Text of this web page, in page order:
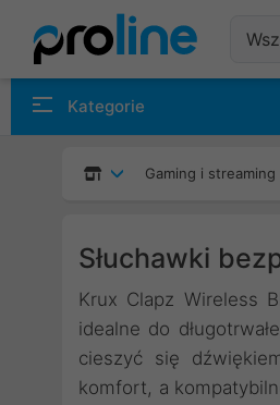
Kategorie
Gaming i streaming
Słuchawki
Krux Clapz Wireless
idealne do
cieszyć się
komfort, a